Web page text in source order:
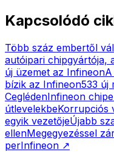
Kapcsolódó
Több száz embertől
autóipari chipgyártója,
új üzemet az Infineon
bízik az Infineon533 új
CeglédenInfineon
útlevelekbeKorrupciós
egyik vezetőjeÚjabb
ellenMegegyezéssel
perInfineon ↗